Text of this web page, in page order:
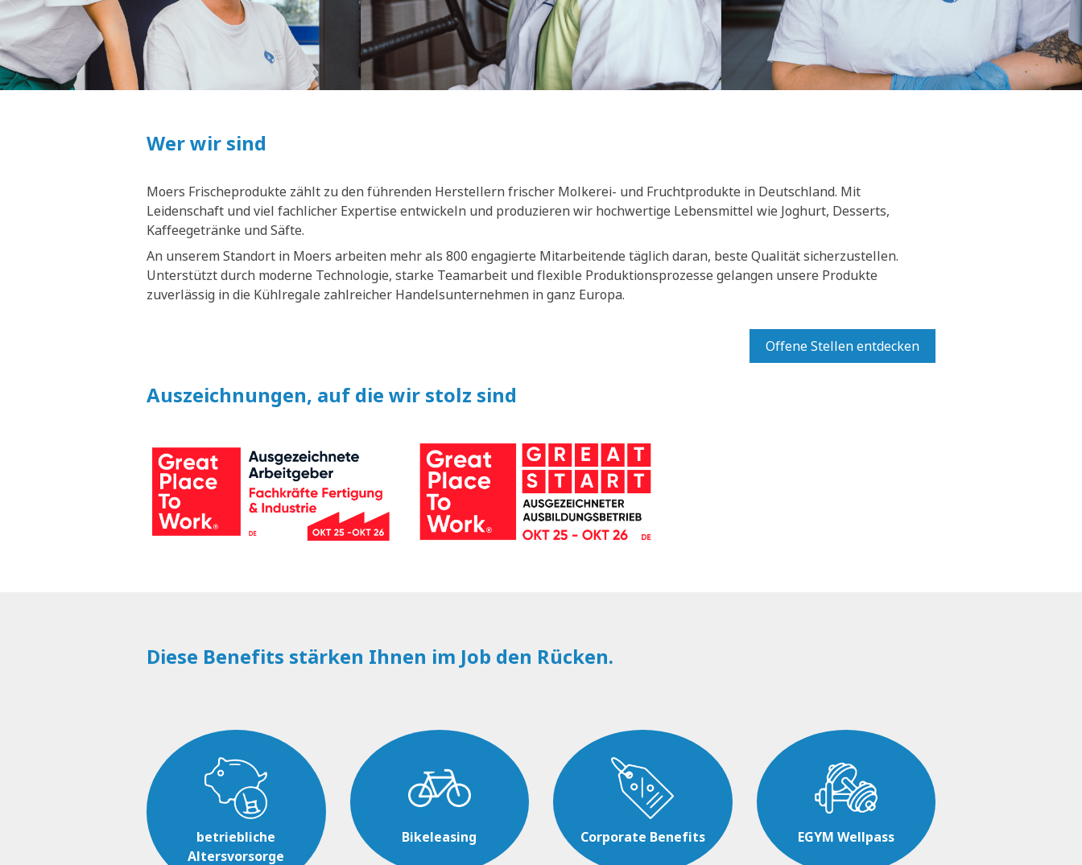
Wer wir sind
Moers Frischeprodukte zählt zu den führenden Herstellern frischer Molkerei- und Fruchtprodukte in Deutschland. Mit
Leidenschaft und viel fachlicher Expertise entwickeln und produzieren wir hochwertige Lebensmittel wie Joghurt, Desserts,
Kaffeegetränke und Säfte.
An unserem Standort in Moers arbeiten mehr als 800 engagierte Mitarbeitende täglich daran, beste Qualität sicherzustellen.
Unterstützt durch moderne Technologie, starke Teamarbeit und flexible Produktionsprozesse gelangen unsere Produkte
zuverlässig in die Kühlregale zahlreicher Handelsunternehmen in ganz Europa.
Offene Stellen entdecken
Auszeichnungen, auf die wir stolz sind
Diese Benefits stärken Ihnen im Job den Rücken.
betriebliche
Altersvorsorge
Bikeleasing Corporate Benefits EGYM Wellpass